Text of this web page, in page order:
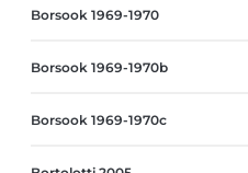
Borsook 1969-1970
Borsook 1969-1970b
Borsook 1969-1970c